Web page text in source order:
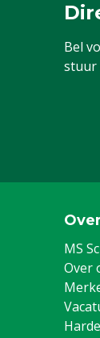
Bel
stuur
MS
Over